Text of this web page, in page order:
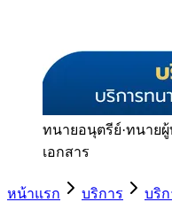
ทนายอนุตรีย์·ทนายผู้
เอกสาร
หน้าแรก บริการ
บริ